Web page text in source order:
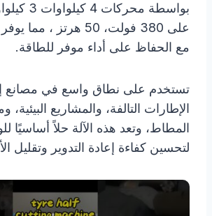
بواسطة
على 380 فولت، 50 هرتز
مع الحفاظ على أداء موفر للطاقة.
تستخدم على نطاق واسع في مصانع
الإطارات التالفة، والمشاريع البيئية،
المطاط، وتعد هذه الآلة حلاً أساسيًا
لتحسين كفاءة إعادة التدوير وتقليل